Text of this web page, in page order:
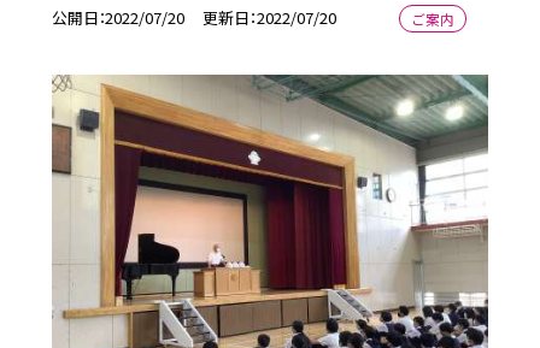
公開日 2022/07/20 更新日 2022/07/20 ご案内